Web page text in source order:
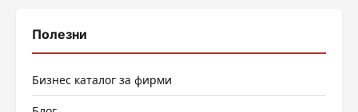
Полезни
Бизнес каталог за фирми